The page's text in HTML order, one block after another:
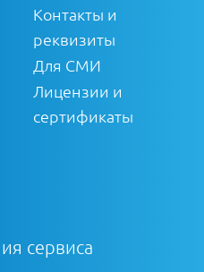
Контакты и
реквизиты
Для СМИ
Лицензии и
сертификаты
сервиса